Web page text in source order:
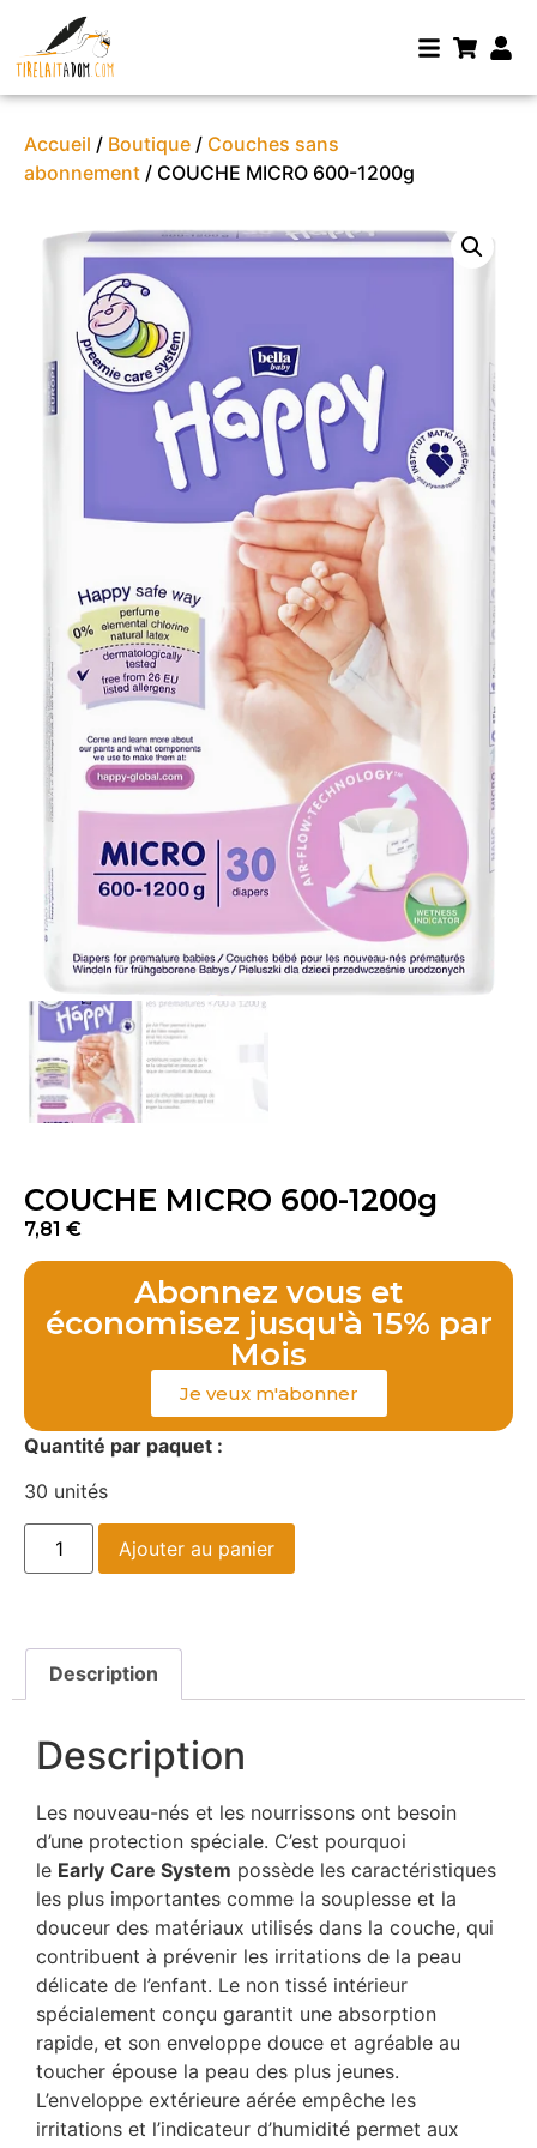
Accueil / Boutique / Couches sans
abonnement / COUCHE MICRO 600-1200g
COUCHE MICRO 600-1200g
7,81 €
Abonnez vous et
économisez jusqu'à 15% par
Mois
Je veux m'abonner
Quantité par paquet :
30 unités
Ajouter au panier
Description
Description
Les nouveau-nés et les nourrissons ont besoin
d’une protection spéciale. C’est pourquoi
le Early Care System possède les caractéristiques
les plus importantes comme la souplesse et la
douceur des matériaux utilisés dans la couche, qui
contribuent à prévenir les irritations de la peau
délicate de l’enfant. Le non tissé intérieur
spécialement conçu garantit une absorption
rapide, et son enveloppe douce et agréable au
toucher épouse la peau des plus jeunes.
L’enveloppe extérieure aérée empêche les
irritations et l’indicateur d’humidité permet aux